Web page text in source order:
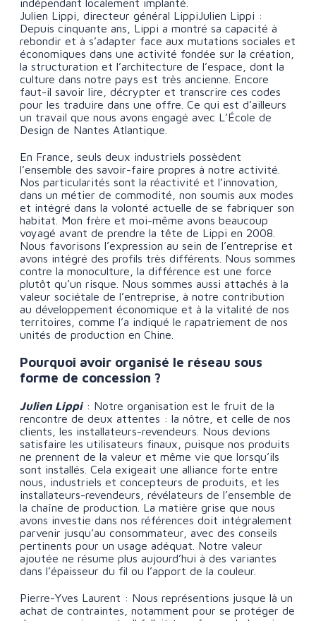
indépendant localement implanté.
Julien Lippi, directeur général LippiJulien Lippi :
Depuis cinquante ans, Lippi a montré sa capacité à
rebondir et à s’adapter face aux mutations sociales et
économiques dans une activité fondée sur la création,
la structuration et l’architecture de l’espace, dont la
culture dans notre pays est très ancienne. Encore
faut-il savoir lire, décrypter et transcrire ces codes
pour les traduire dans une offre. Ce qui est d’ailleurs
un travail que nous avons engagé avec L’École de
Design de Nantes Atlantique.
En France, seuls deux industriels possèdent
l’ensemble des savoir-faire propres à notre activité.
Nos particularités sont la réactivité et l’innovation,
dans un métier de commodité, non soumis aux modes
et intégré dans la volonté actuelle de se fabriquer son
habitat. Mon frère et moi-même avons beaucoup
voyagé avant de prendre la tête de Lippi en 2008.
Nous favorisons l’expression au sein de l’entreprise et
avons intégré des profils très différents. Nous sommes
contre la monoculture, la différence est une force
plutôt qu’un risque. Nous sommes aussi attachés à la
valeur sociétale de l’entreprise, à notre contribution
au développement économique et à la vitalité de nos
territoires, comme l’a indiqué le rapatriement de nos
unités de production en Chine.
Pourquoi avoir organisé le réseau sous
forme de concession ?
Julien Lippi : Notre organisation est le fruit de la
rencontre de deux attentes : la nôtre, et celle de nos
clients, les installateurs-revendeurs. Nous devions
satisfaire les utilisateurs finaux, puisque nos produits
ne prennent de la valeur et même vie que lorsqu’ils
sont installés. Cela exigeait une alliance forte entre
nous, industriels et concepteurs de produits, et les
installateurs-revendeurs, révélateurs de l’ensemble de
la chaîne de production. La matière grise que nous
avons investie dans nos références doit intégralement
parvenir jusqu’au consommateur, avec des conseils
pertinents pour un usage adéquat. Notre valeur
ajoutée ne résume plus aujourd’hui à des variantes
dans l’épaisseur du fil ou l’apport de la couleur.
Pierre-Yves Laurent : Nous représentions jusque là un
achat de contraintes, notamment pour se protéger de